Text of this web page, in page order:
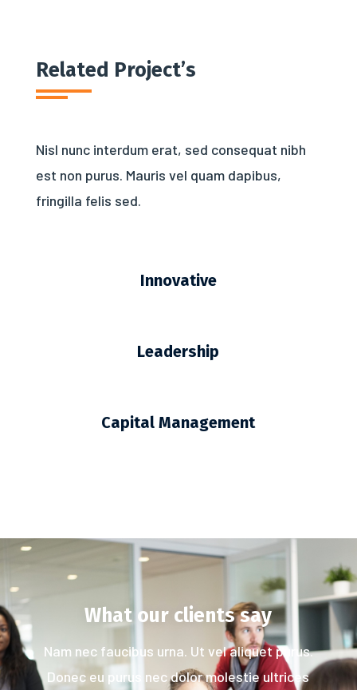
Related Project’s
Nisl nunc interdum erat, sed consequat nibh
est non purus. Mauris vel quam dapibus,
fringilla felis sed.
Innovative
Leadership
Capital Management
What our clients say
Nam nec faucibus urna. Ut vel aliquet purus.
Donec eu purus nec dolor molestie ultrices